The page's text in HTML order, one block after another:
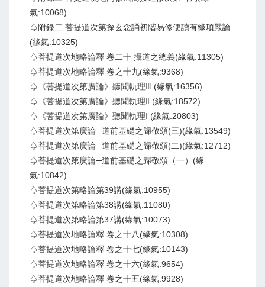
氣:10068)
♤附錄二 菩提道次第探玄念誦初階易修便讀有緣項嚴論
(緣氣:10325)
♤菩提道次地略論釋 卷二十 攝道之總義(緣氣:11305)
♤菩提道次地略論釋 卷之十九(緣氣:9368)
♤《菩提道次第廣論》聽聞軌理Ⅲ (緣氣:16356)
♤《菩提道次第廣論》聽聞軌理Ⅱ (緣氣:18572)
♤《菩提道次第廣論》聽聞軌理Ⅰ (緣氣:20803)
♤菩提道次第廣論─道前基礎之歸敬頌(三)(緣氣:13549)
♤菩提道次第廣論─道前基礎之歸敬頌(二)(緣氣:12712)
♤菩提道次第廣論─道前基礎之歸敬頌（一）(緣
氣:10842)
♤菩提道次第略論第39講(緣氣:10955)
♤菩提道次第略論第38講(緣氣:11080)
♤菩提道次第略論第37講(緣氣:10073)
♤菩提道次地略論釋 卷之十八(緣氣:10308)
♤菩提道次地略論釋 卷之十七(緣氣:10143)
♤菩提道次地略論釋 卷之十六(緣氣:9654)
♤菩提道次地略論釋 卷之十五(緣氣:9928)